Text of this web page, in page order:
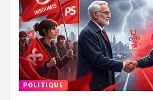
POLITIQUE